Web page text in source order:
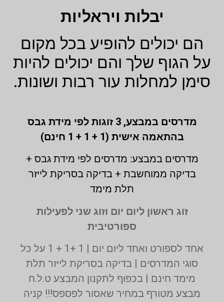
יבלות ויראליות
הם יכולים להופיע בכל מקום
על הגוף שלך והם יכולים להיות
סימן למחלות עור רבות ושונות.
מדרסים במבצע,
3 זוגות לפי מידת גבס
בהתאמה אישית (1 + 1 + 1 חינם)
מדרסים במבצע: מדרסים לפי מידת גבס +
בדיקה ממוחשבת + בדיקה בסריקת לייזר
תלת מימד
זוג ראשון ליום יום וזוג שני לפעילות
ספורטיבית
אחד לספורט ואחד ליום יום | 1 +1 + 1 על כל
סוגי המדרסים | בדיקה בסריקת לייזר תלת
מימד חינם | בכפוף לתקנון המבצע ט.ל.ח
מבצע מטורף במחיר שאסור לפספס!!! קניה